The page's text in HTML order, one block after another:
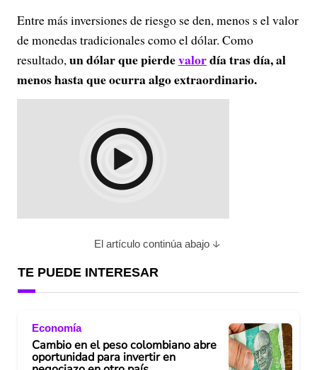
Entre más inversiones de riesgo se den, menos s el valor
de monedas tradicionales como el dólar. Como
resultado,un dólar que pierdevalordía tras día, al
menos hasta que ocurra algo extraordinario.
El artículo continúa abajo
TE PUEDE INTERESAR
Economía
Cambio en el peso colombiano abre
oportunidad para invertir en